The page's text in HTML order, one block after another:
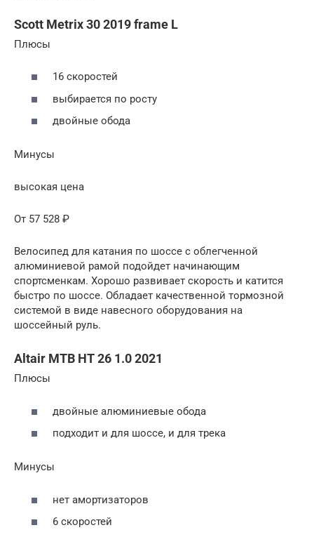
Scott Metrix 30 2019 frame L
Плюсы
16 скоростей
выбирается по росту
двойные обода
Минусы
высокая цена
От 57 528 ₽
Велосипед для катания по шоссе с облегченной
алюминиевой рамой подойдет начинающим
спортсменкам. Хорошо развивает скорость и катится
быстро по шоссе. Обладает качественной тормозной
системой в виде навесного оборудования на
шоссейный руль.
Altair MTB HT 26 1.0 2021
Плюсы
двойные алюминиевые обода
подходит и для шоссе, и для трека
Минусы
нет амортизаторов
6 скоростей